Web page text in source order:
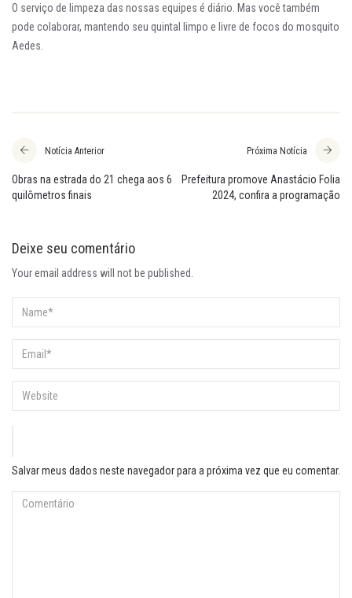
O serviço de limpeza das nossas equipes é diário. Mas você também
pode colaborar, mantendo seu quintal limpo e livre de focos do mosquito
Aedes.
Notícia Anterior
Obras na estrada do 21 chega aos 6
quilômetros finais
Próxima Notícia
Prefeitura promove Anastácio Folia
2024, confira a programação
Deixe seu comentário
Your email address will not be published.
Salvar meus dados neste navegador para a próxima vez que eu comentar.